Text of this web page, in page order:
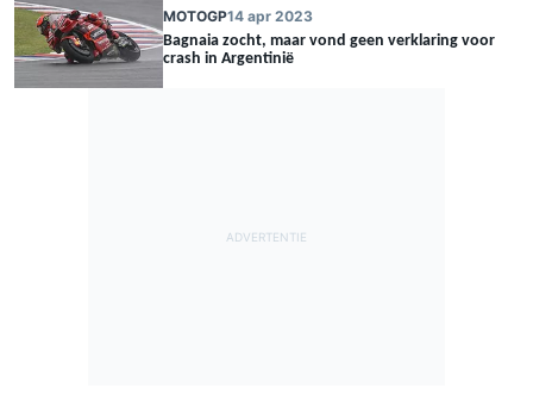
MOTOGP14 apr 2023
Bagnaia zocht, maar vond geen verklaring voor
crash in Argentinië